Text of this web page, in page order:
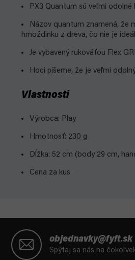
PX3 Quantum sú veľmi
Názov quantum znamená, že
hmoždinku z dreva, čo nie je
Je vybavený rukoväťou Flex
Hoci píšeme, že je veľmi
Vlastnosti
Výrobca: Play
Hmotnosť: 230 g
Dĺžka: 52 cm (body 29 cm,
Cena za kus
objednavky@fyft.sk
Spýtaj sa nás na